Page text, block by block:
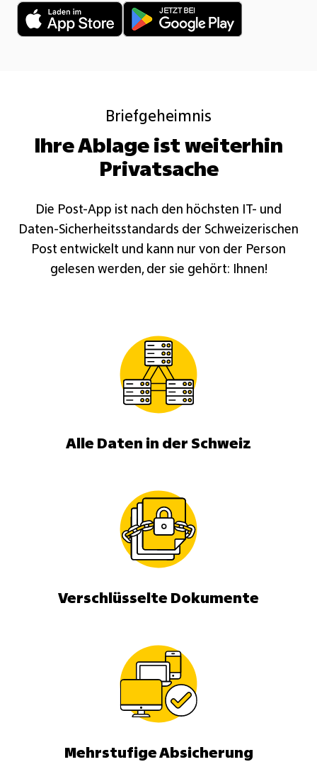
Briefgeheimnis
Ihre Ablage ist weiterhin
Privatsache
Die Post-App ist nach den höchsten IT- und
Daten-Sicherheitsstandards der Schweizerischen
Post entwickelt und kann nur von der Person
gelesen werden, der sie gehört: Ihnen!
Alle Daten in der Schweiz
Verschlüsselte Dokumente
Mehrstufige Absicherung